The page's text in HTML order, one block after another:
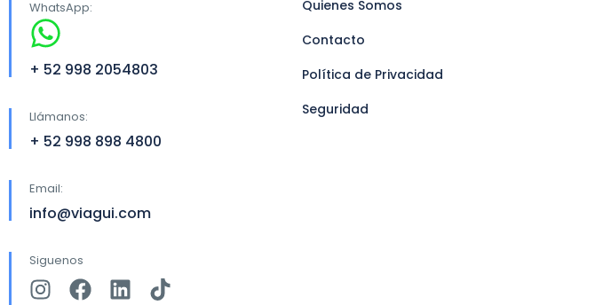
WhatsApp:
+ 52 998 2054803
Llámanos:
+ 52 998 898 4800
Email:
info@viagui.com
Siguenos
Quienes Somos
Contacto
Política de Privacidad
Seguridad